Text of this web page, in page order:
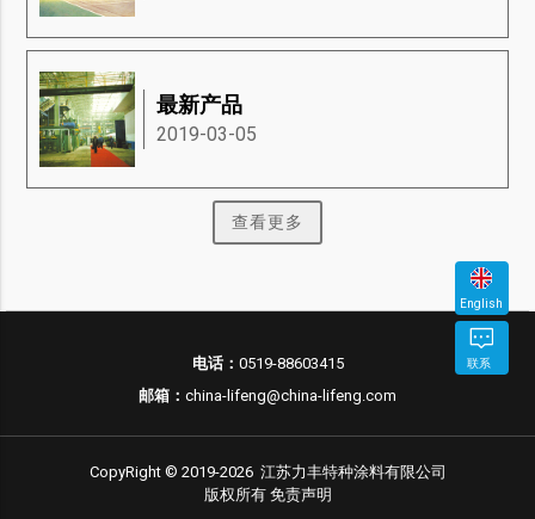
最新产品
2019-03-05
查看更多
电话： 0519-88603415
邮箱： china-lifeng@china-lifeng.com
CopyRight © 2019-2026 江苏力丰特种涂料有限公司
版权所有 免责声明
English
联系